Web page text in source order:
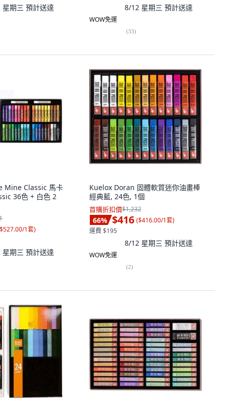
期三 預計送達 8/12 星期三 預計送達
WOW免運
(33)
Mine Classic 馬卡
36色 + 白色 2
$527.00/1套)
期三 預計送達
Kuelox Doran 固體軟質迷你油畫棒
經典藍, 24色, 1個
首購折扣價$1,232
66% $416 ($416.00/1套)
運費 $195
8/12 星期三 預計送達
WOW免運
(2)